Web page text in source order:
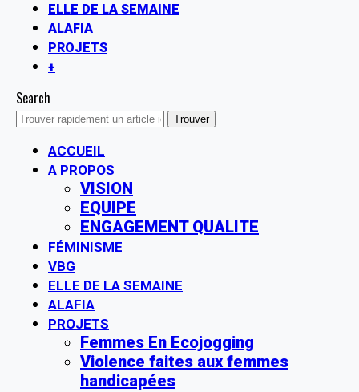
ELLE DE LA SEMAINE
ALAFIA
PROJETS
+
Search
ACCUEIL
A PROPOS
VISION
EQUIPE
ENGAGEMENT QUALITE
FÉMINISME
VBG
ELLE DE LA SEMAINE
ALAFIA
PROJETS
Femmes En Ecojogging
Violence faites aux femmes
handicapées